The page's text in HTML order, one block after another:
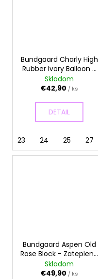
Bundgaard Charly High
Rubber Ivory Balloon -
Gumáky
Skladom
€42,90 / ks
DETAIL
23 24 25 27
Bundgaard Aspen Old
Rose Block - Zateplené
gumáky
Skladom
€49,90 / ks